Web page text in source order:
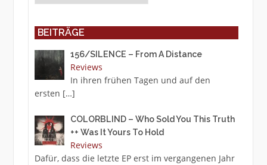
BEITRÄGE
156/SILENCE – From A Distance
Reviews
In ihren frühen Tagen und auf den
ersten […]
COLORBLIND – Who Sold You This Truth
++ Was It Yours To Hold
Reviews
Dafür, dass die letzte EP erst im vergangenen Jahr